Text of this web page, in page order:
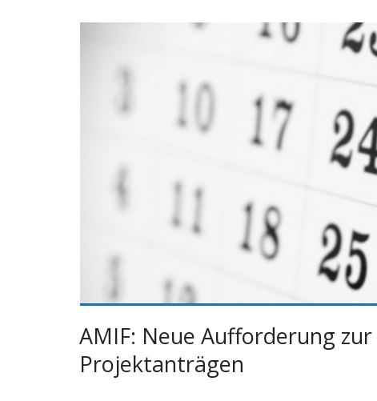
AMIF: Neue Aufforderung
Projektanträgen